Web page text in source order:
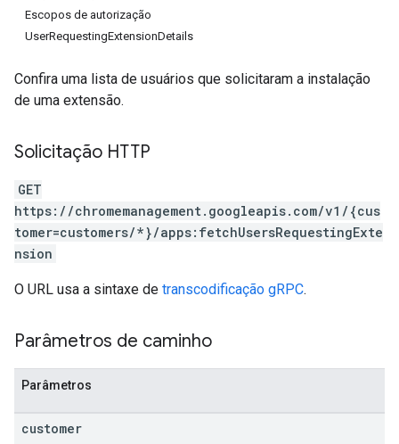
Escopos de autorização
UserRequestingExtensionDetails
Confira uma lista de usuários que solicitaram a instalação
de uma extensão.
Solicitação HTTP
GET
https://chromemanagement.googleapis.com/v1/{cus
tomer=customers/*}/apps:fetchUsersRequestingExte
nsion
O URL usa a sintaxe de transcodificação gRPC.
Parâmetros de caminho
Parâmetros
customer